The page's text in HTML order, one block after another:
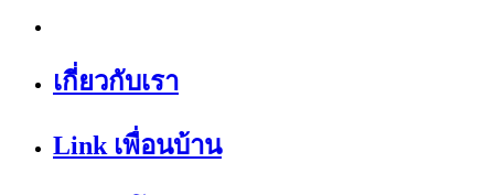
เกี่ยวกับเรา
Link เพื่อนบ้าน